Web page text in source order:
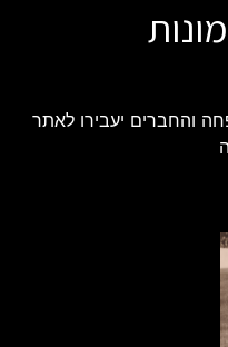
והחברים יעבירו לאתר